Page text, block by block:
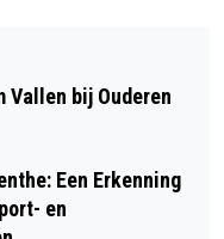
Vallen bij Ouderen
Een Erkenning
en